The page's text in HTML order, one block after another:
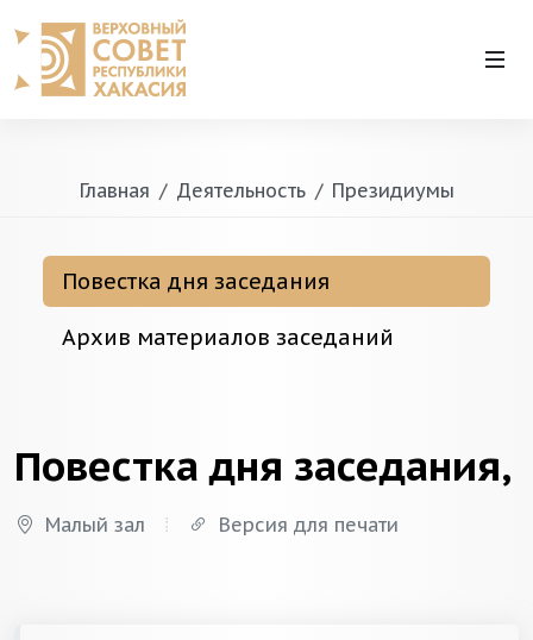
Главная Деятельность Президиумы
Повестка дня заседания
Архив материалов заседаний
Повестка дня заседания,
Малый зал Версия для печати